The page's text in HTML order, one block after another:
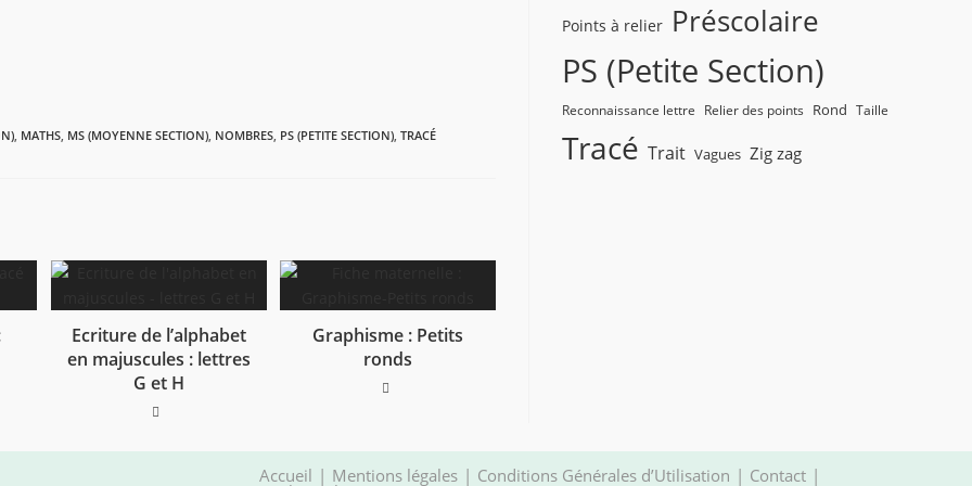
MATHS MS (MOYENNE SECTION) NOMBRES PS (PETITE SECTION) TRACÉ
Ecriture de l’alphabet
en majuscules : lettres
G et H
Graphisme : Petits
ronds
Points à relier Préscolaire
PS (Petite Section)
Reconnaissance lettre Relier des points Rond Taille
Tracé Trait Vagues Zig zag
Accueil Mentions légales Conditions Générales d’Utilisation Contact